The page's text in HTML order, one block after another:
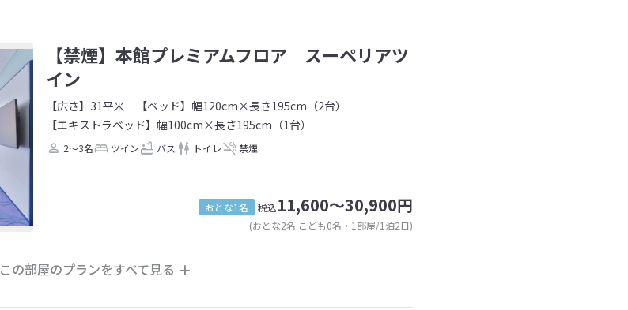
【禁煙】本館プレミアムフロア スーペリアツ
イン
【広さ】31平米
【ベッド】幅120cm×長さ195cm（2台）
【エキストラベッド】幅100cm×長さ195cm（1台）
2～3名 ツイン バス トイレ 禁煙
おとな1名 税込11,600～30,900円
(おとな2名 こども0名・1部屋/1泊2日)
この部屋のプランをすべて見る